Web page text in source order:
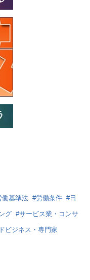
働基準法 #労働条件 #日
グ #サービス業・コンサ
ビジネス・専門家